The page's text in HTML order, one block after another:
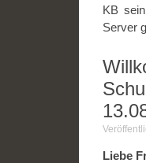
KB
Server
Liebe